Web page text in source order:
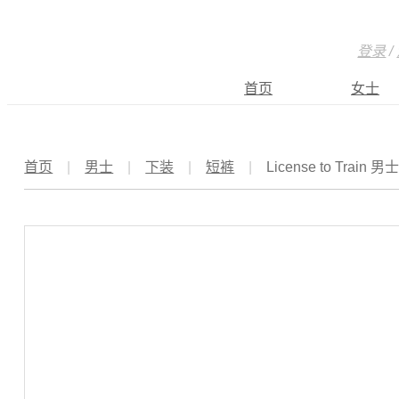
登录/
首页 女士
首页 男士 下装 短裤 License to Train 男